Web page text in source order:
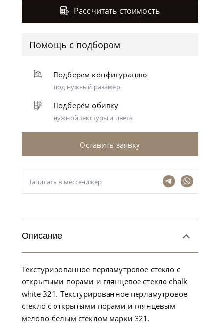
Рассчитать стоимость
Помощь с подбором
Подберём конфигурацию
под нужный разамер
Подберём обивку
нужной текстуры и цвета
Оставить заявку
Написать в мессенджер
Описание
Текстурированное перламутровое стекло с
открытыми порами и глянцевое стекло chalk
white 321. Текстурированное перламутровое
стекло с открытыми порами и глянцевым
мелово-белым стеклом марки 321.